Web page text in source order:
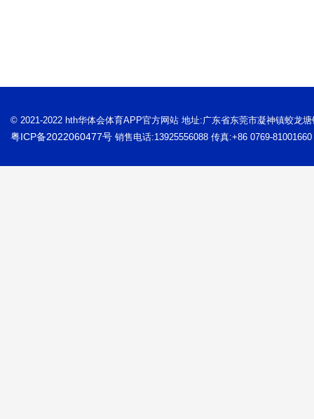
© 2021-2022 hth华体会体育APP官方网站 地址:广东省东莞市凝神镇蛟龙
粤ICP备2022060477号 销售电话:13925556088 传真:+86 0769-81001660